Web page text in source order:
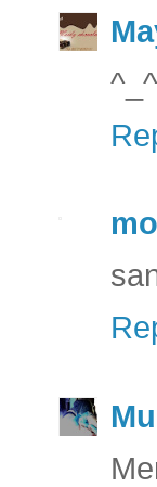
^_^